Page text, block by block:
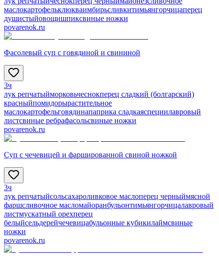
маслокартофельклюкваимбирьсливкитимьянгорчицаперец
душистыйовощишпиксвиные ножки
povarenok.ru
Фасолевый суп с говядиной и свининой
3ч
лук репчатыйморковьчеснокперец сладкий (болгарский)
красныйпомидорырастительное
маслокартофельговядинапаприка сладкаяспециилавровый
листсвиные ребрафасольсвиные ножки
povarenok.ru
Суп с чечевицей и фаршированной свиной ножкой
3ч
лук репчатыйсольсахароливковое маслоперец черныймясной
фаршсливочное масломайоранбульонтимьянгорчицалавровый
листмускатный орехперец
белыйсельдерейчечевицабульонные кубикилаймсвиные
ножки
povarenok.ru